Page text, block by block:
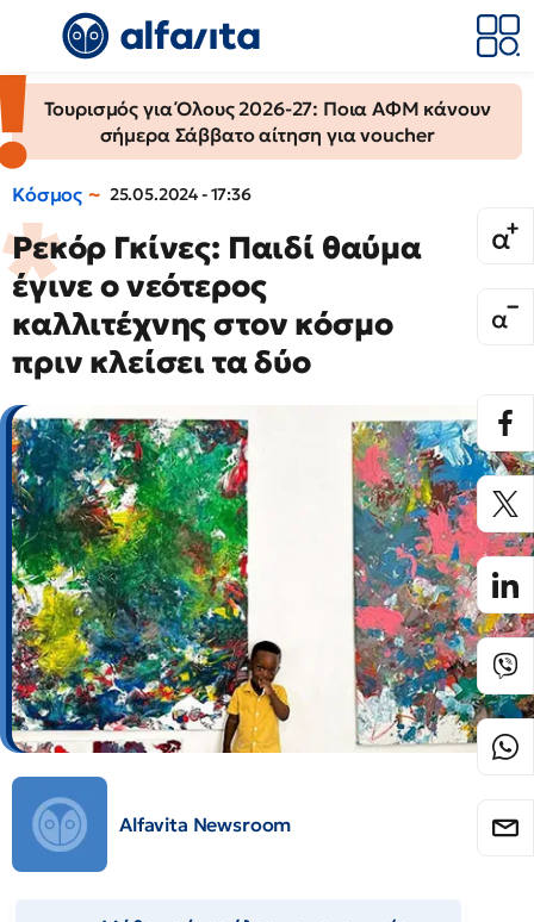
Τουρισμός για Όλους 2026-27: Ποια ΑΦΜ κάνουν
σήμερα Σάββατο αίτηση για voucher
Κόσμος 25.05.2024 - 17:36
Ρεκόρ Γκίνες: Παιδί θαύμα
έγινε ο νεότερος
καλλιτέχνης στον κόσμο
πριν κλείσει τα δύο
Alfavita Newsroom